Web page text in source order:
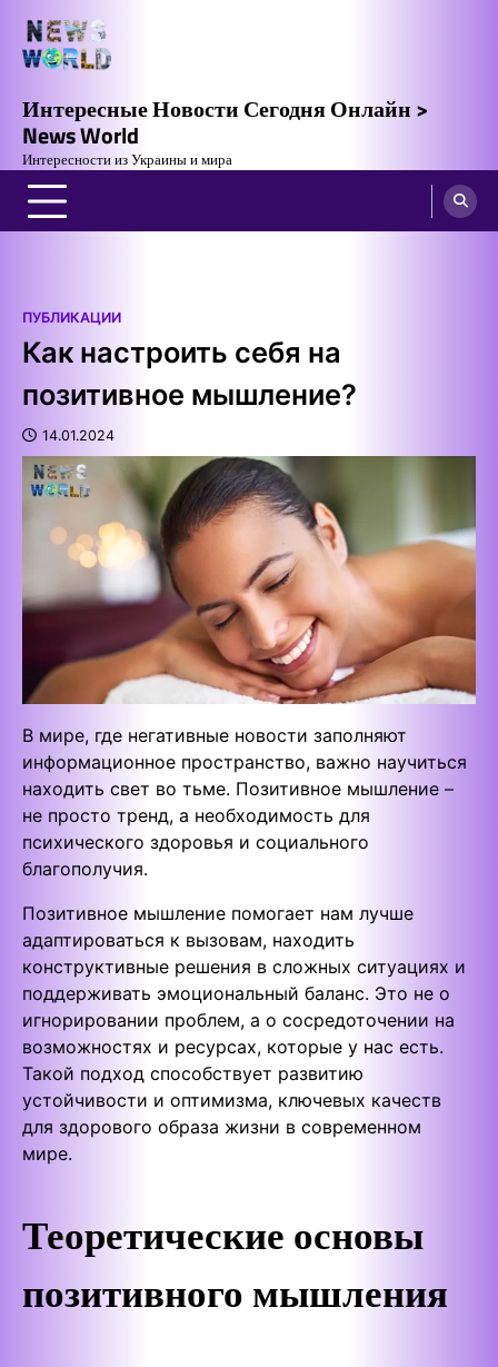
content
Интересные Новости Сегодня Онлайн >
News World
Интересности из Украины и мира
ПУБЛИКАЦИИ
Как настроить себя на
позитивное мышление?
14.01.2024
В мире, где негативные новости заполняют
информационное пространство, важно научиться
находить свет во тьме. Позитивное мышление –
не просто тренд, а необходимость для
психического здоровья и социального
благополучия.
Позитивное мышление помогает нам лучше
адаптироваться к вызовам, находить
конструктивные решения в сложных ситуациях и
поддерживать эмоциональный баланс. Это не о
игнорировании проблем, а о сосредоточении на
возможностях и ресурсах, которые у нас есть.
Такой подход способствует развитию
устойчивости и оптимизма, ключевых качеств
для здорового образа жизни в современном
мире.
Теоретические основы
позитивного мышления